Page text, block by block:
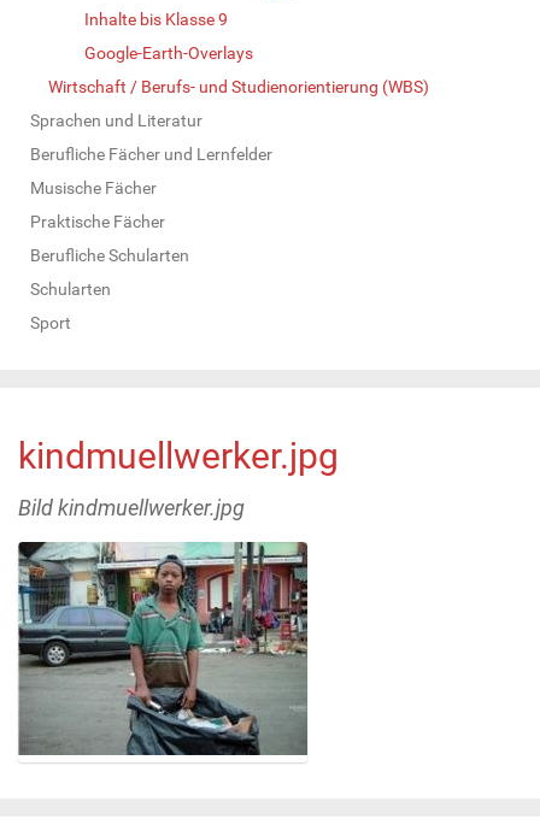
Inhalte bis Klasse 9
Google-Earth-Overlays
Wirtschaft / Berufs- und Studienorientierung (WBS)
Sprachen und Literatur
Berufliche Fächer und Lernfelder
Musische Fächer
Praktische Fächer
Berufliche Schularten
Schularten
Sport
kindmuellwerker.jpg
Bild kindmuellwerker.jpg